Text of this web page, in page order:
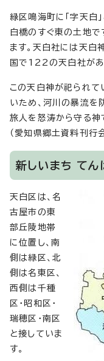
緑区鳴海町に「字天白
白橋のすぐ東の土地で
ます。天白社には天白
国で122の天白社があ
この天白神が祀られて
いため、河川の暴流を
旅人を怒涛から守る神
（愛知県郷土資料刊行
新しいまち てん
天白区は、名
古屋市の東
部丘陵地帯
に位置し、南
側は緑区、北
側は名東区、
西側は千種
区・昭和区・
瑞穂区・南区
と接していま
す。